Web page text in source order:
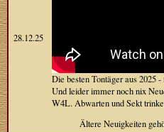
28.12.25
Die besten Tontäger aus 2025
Und leider immer noch nix
W4L. Abwarten und Sekt
Ältere Neuigkeiten